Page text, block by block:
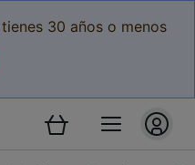
30 años o menos